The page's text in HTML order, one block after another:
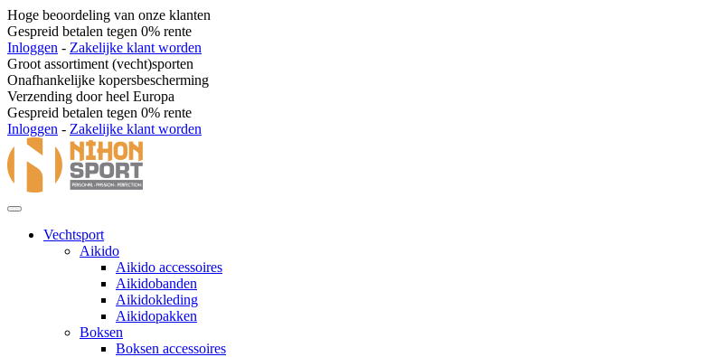
Hoge beoordeling van onze klanten
Gespreid betalen tegen 0% rente
Inloggen - Zakelijke klant worden
Groot assortiment (vecht)sporten
Onafhankelijke kopersbescherming
Verzending door heel Europa
Gespreid betalen tegen 0% rente
Inloggen - Zakelijke klant worden
Vechtsport
Aikido
Aikido accessoires
Aikidobanden
Aikidokleding
Aikidopakken
Boksen
Boksen accessoires